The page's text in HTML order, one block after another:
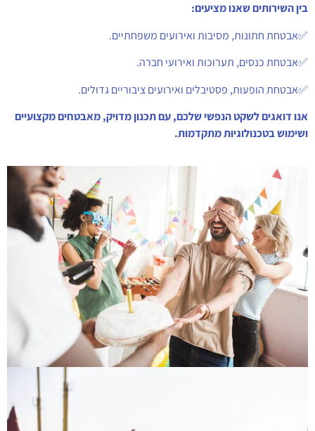
בין השירותים שאנו מציעים:
✅אבטחת חתונות, מסיבות ואירועים משפחתיים.
✅אבטחת כנסים, תערוכות ואירועי חברה.
✅אבטחת הופעות, פסטיבלים ואירועים ציבוריים גדולים.
אנו דואגים לשקט הנפשי שלכם, עם תכנון מדויק, מאבטחים מקצועיים
ושימוש בטכנולוגיות מתקדמות.